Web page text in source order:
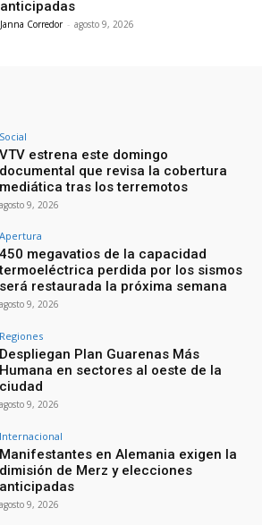
anticipadas
Janna Corredor - agosto 9, 2026
Social
VTV estrena este domingo
documental que revisa la cobertura
mediática tras los terremotos
agosto 9, 2026
Apertura
450 megavatios de la capacidad
termoeléctrica perdida por los sismos
será restaurada la próxima semana
agosto 9, 2026
Regiones
Despliegan Plan Guarenas Más
Humana en sectores al oeste de la
ciudad
agosto 9, 2026
Internacional
Manifestantes en Alemania exigen la
dimisión de Merz y elecciones
anticipadas
agosto 9, 2026